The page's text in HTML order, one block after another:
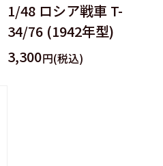
1/48 ロシア戦車 T-
34/76 (1942年型)
3,300円(税込)